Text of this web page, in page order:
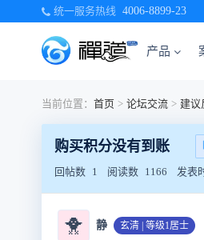
统一服务热线 4006-8899-23
产品
当前位置： 首页 > 论坛交流 > 建议
购买积分没有到账
回帖数 1 阅读数 1166 发表
🐥 静 玄清 | 等级1居士